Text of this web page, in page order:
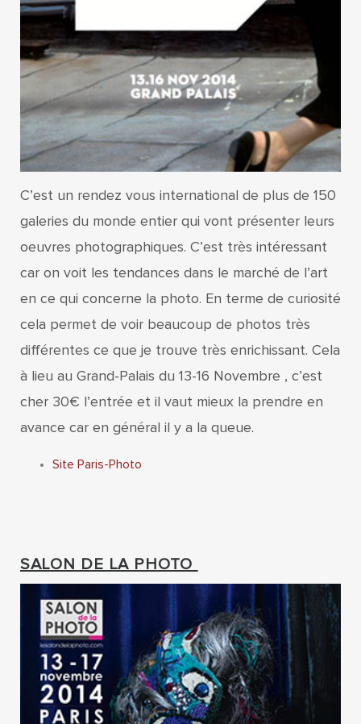
C’est un rendez vous international de plus de 150
galeries du monde entier qui vont présenter leurs
oeuvres photographiques. C’est très intéressant
car on voit les tendances dans le marché de l’art
en ce qui concerne la photo. En terme de curiosité
cela permet de voir beaucoup de photos très
différentes ce que je trouve très enrichissant. Cela
à lieu au Grand-Palais du 13-16 Novembre , c’est
cher 30€ l’entrée et il vaut mieux la prendre en
avance car en général il y a la queue.
Site Paris-Photo
SALON DE LA PHOTO